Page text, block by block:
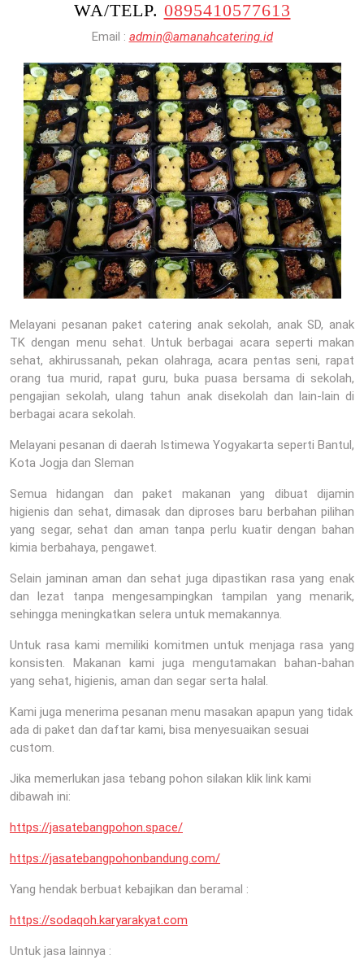
WA/TELP. 0895410577613
Email : admin@amanahcatering.id
Melayani pesanan paket catering anak sekolah, anak SD, anak
TK dengan menu sehat. Untuk berbagai acara seperti makan
sehat, akhirussanah, pekan olahraga, acara pentas seni, rapat
orang tua murid, rapat guru, buka puasa bersama di sekolah,
pengajian sekolah, ulang tahun anak disekolah dan lain-lain di
berbagai acara sekolah.
Melayani pesanan di daerah Istimewa Yogyakarta seperti Bantul,
Kota Jogja dan Sleman
Semua hidangan dan paket makanan yang dibuat dijamin
higienis dan sehat, dimasak dan diproses baru berbahan pilihan
yang segar, sehat dan aman tanpa perlu kuatir dengan bahan
kimia berbahaya, pengawet.
Selain jaminan aman dan sehat juga dipastikan rasa yang enak
dan lezat tanpa mengesampingkan tampilan yang menarik,
sehingga meningkatkan selera untuk memakannya.
Untuk rasa kami memiliki komitmen untuk menjaga rasa yang
konsisten. Makanan kami juga mengutamakan bahan-bahan
yang sehat, higienis, aman dan segar serta halal.
Kami juga menerima pesanan menu masakan apapun yang tidak
ada di paket dan daftar kami, bisa menyesuaikan sesuai
custom.
Jika memerlukan jasa tebang pohon silakan klik link kami
dibawah ini:
https://jasatebangpohon.space/
https://jasatebangpohonbandung.com/
Yang hendak berbuat kebajikan dan beramal :
https://sodaqoh.karyarakyat.com
Untuk jasa lainnya :